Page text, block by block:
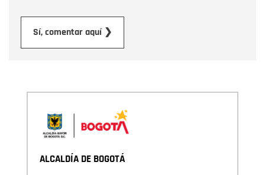
Sí, comentar aquí ❯
ALCALDÍA DE BOGOTÁ